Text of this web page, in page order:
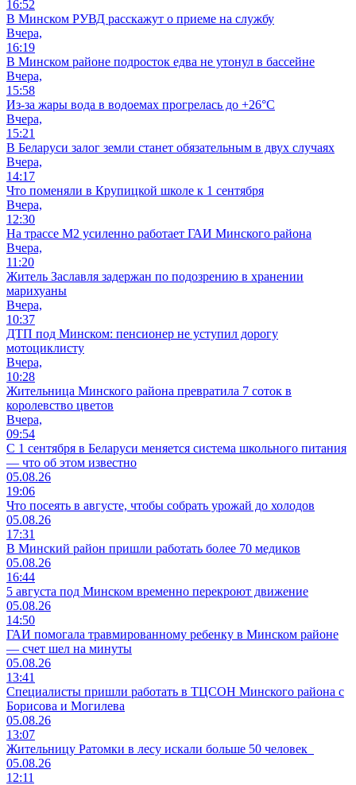
16:52
В Минском РУВД расскажут о приеме на службу
Вчера,
16:19
В Минском районе подросток едва не утонул в бассейне
Вчера,
15:58
Из-за жары вода в водоемах прогрелась до +26°C
Вчера,
15:21
В Беларуси залог земли станет обязательным в двух случаях
Вчера,
14:17
Что поменяли в Крупицкой школе к 1 сентября
Вчера,
12:30
На трассе М2 усиленно работает ГАИ Минского района
Вчера,
11:20
Житель Заславля задержан по подозрению в хранении
марихуаны
Вчера,
10:37
ДТП под Минском: пенсионер не уступил дорогу
мотоциклисту
Вчера,
10:28
Жительница Минского района превратила 7 соток в
королевство цветов
Вчера,
09:54
С 1 сентября в Беларуси меняется система школьного питания
— что об этом известно
05.08.26
19:06
Что посеять в августе, чтобы собрать урожай до холодов
05.08.26
17:31
В Минский район пришли работать более 70 медиков
05.08.26
16:44
5 августа под Минском временно перекроют движение
05.08.26
14:50
ГАИ помогала травмированному ребенку в Минском районе
— счет шел на минуты
05.08.26
13:41
Специалисты пришли работать в ТЦСОН Минского района с
Борисова и Могилева
05.08.26
13:07
Жительницу Ратомки в лесу искали больше 50 человек
05.08.26
12:11